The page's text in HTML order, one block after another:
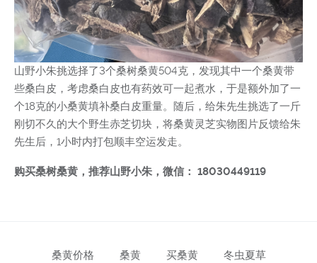
山野小朱挑选择了3个桑树桑黄504克，发现其中一个桑黄带
些桑白皮，考虑桑白皮也有药效可一起煮水，于是额外加了一
个18克的小桑黄填补桑白皮重量。随后，给朱先生挑选了一斤
刚切不久的大个野生赤芝切块，将桑黄灵芝实物图片反馈给朱
先生后，1小时内打包顺丰空运发走。
购买桑树桑黄，推荐山野小朱，微信： 18030449119
桑黄价格 桑黄 买桑黄 冬虫夏草